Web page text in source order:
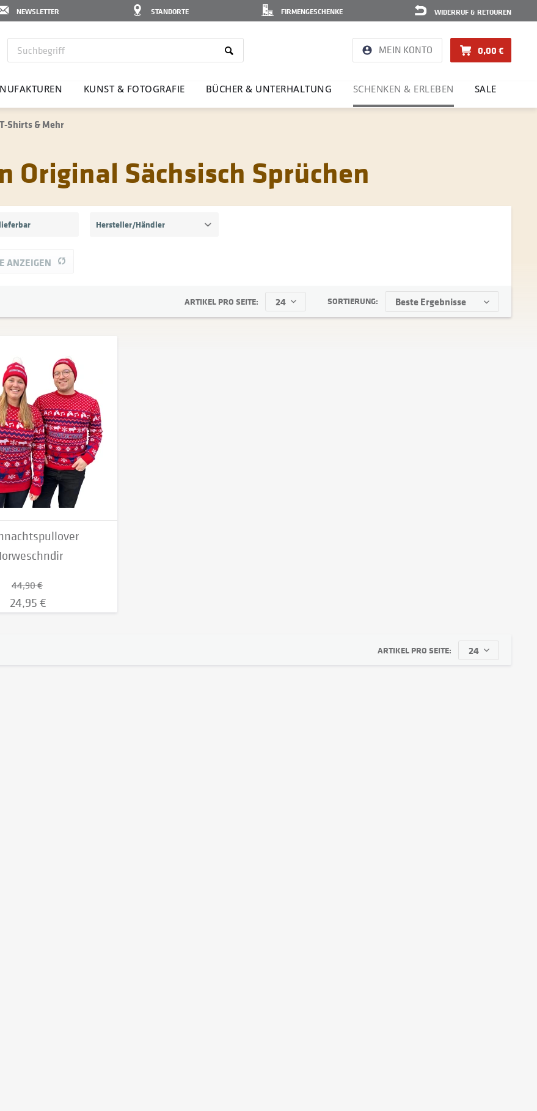
WIDERRUF & RETOUREN
FIRMENGESCHENKE
STANDORTE
NEWSLETTER
MEIN KONTO 0,00 €
KUNST & FOTO­GRAFIE BÜCHER & UNTER­HAL­TUNG SCHENKEN & ERLEBEN SALE
T-Shirts & Mehr
Sächsisch Sprüchen
Hersteller/Händler
ANZEIGEN
SORTIERUNG:
ARTIKEL PRO SEITE:
44,90 €
24,95 €
ARTIKEL PRO SEITE: